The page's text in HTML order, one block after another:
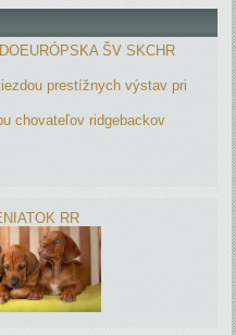
ŠV SKCHR
prestížnych výstav pri
chovateľov ridgebackov
RR